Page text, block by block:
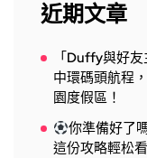
近期文章
「Duffy與好
中環碼頭航程
園度假區！
你準備好了
這份攻略輕松